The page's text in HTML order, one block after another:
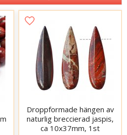
Droppformade hängen av
naturlig breccierad jaspis,
ca 10x37mm, 1st